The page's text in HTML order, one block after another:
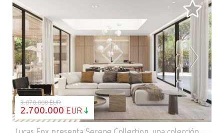
CARGANDO...
3.070.000 EUR
2.700.000 EUR